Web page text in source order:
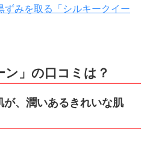
ずみを取る「シルキークイー
ン」の口コミは？
が、潤いあるきれいな肌